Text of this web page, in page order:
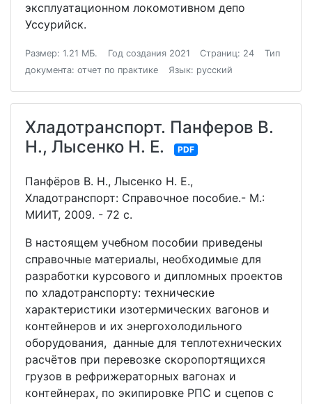
эксплуатационном локомотивном депо
Уссурийск.
Размер: 1.21 МБ. Год создания 2021 Страниц: 24
Тип
документа: отчет по практике
Язык: русский
Хладотранспорт. Панферов В.
Н., Лысенко Н. Е.
PDF
Панфёров В. Н., Лысенко Н. Е.,
Хладотранспорт: Справочное пособие.- М.:
МИИТ, 2009. - 72 с.
В настоящем учебном пособии приведены
справочные материалы, необходимые для
разработки курсового и дипломных проектов
по хладотранспорту: технические
характеристики изотермических вагонов и
контейнеров и их энергохолодильного
оборудования, данные для теплотехнических
расчётов при перевозке скоропортящихся
грузов в рефрижераторных вагонах и
контейнерах, по экипировке РПС и сцепов с